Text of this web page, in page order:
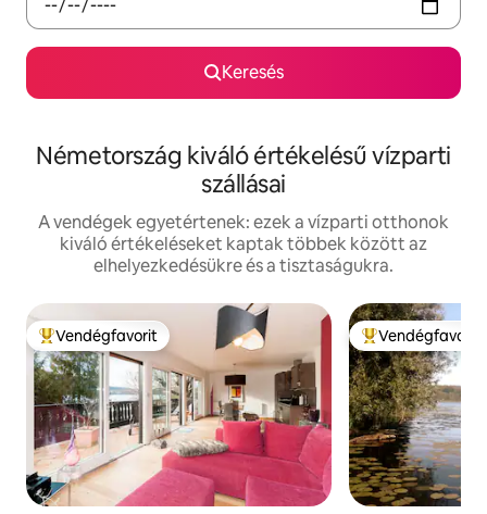
Keresés
Németország kiváló értékelésű vízparti
szállásai
A vendégek egyetértenek: ezek a vízparti otthonok
kiváló értékeléseket kaptak többek között az
elhelyezkedésükre és a tisztaságukra.
Kiemelt vendégfavorit
Vendégfavorit Kiemelt
Vendégfavorit